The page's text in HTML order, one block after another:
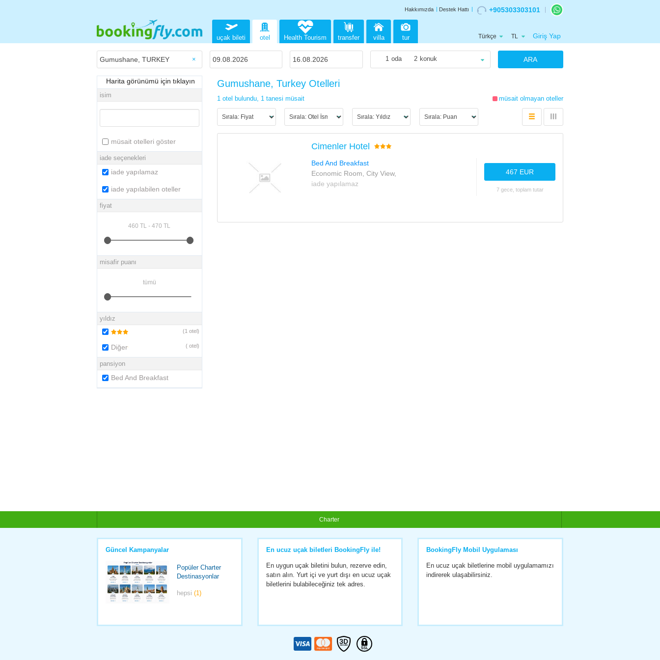
Hakkımızda Destek Hattı +905303303101
uçak bileti otel transfer villa tur
Health Tourism Türkçe TL Giriş Yap
× 1 oda 2 konuk ARA
Harita görünümü için tıklayın
isim
müsait otelleri göster
iade seçenekleri
iade yapılamaz
iade yapılabilen oteller
fiyat
misafir puanı
yıldız
Diğer ( otel)
(1 otel)
pansiyon
Bed And Breakfast
Gumushane, Turkey Otelleri
1 otel bulundu, 1 tanesi müsait müsait olmayan oteller
Cimenler Hotel
Bed And Breakfast
Economic Room, City View,
iade yapılamaz
467 EUR
7 gece, toplam tutar
Charter
Güncel Kampanyalar
Popüler Charter
Destinasyonlar
hepsi(1)
En ucuz uçak biletleri BookingFly ile!
En uygun uçak biletini bulun, rezerve edin,
satın alın. Yurt içi ve yurt dışı en ucuz uçak
biletlerini bulabileceğiniz tek adres.
BookingFly Mobil Uygulaması
En ucuz uçak biletlerine mobil uygulamamızı
indirerek ulaşabilirsiniz.